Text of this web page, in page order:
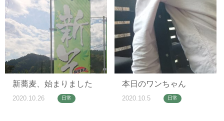
新蕎麦、始まりました
2020.10.26 日常
本日のワンちゃん
2020.10.5 日常